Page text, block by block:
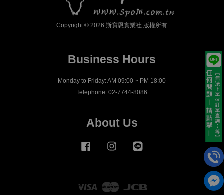
Copyright © 2026 斯寶恩實業社 版權所有
Business Hours
Monday to Friday: AM 09:00 ~ PM 18:00
Telephone: 02-7744-8086
About Us
Facebook Instagram
Visa Master